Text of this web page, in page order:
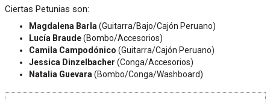
Ciertas Petunias son:
Magdalena Barla (Guitarra/Bajo/Cajón Peruano)
Lucía Braude(Bombo/Accesorios)
Camila Campodónico (Guitarra/Cajón Peruano)
Jessica Dinzelbacher (Conga/Accesorios)
Natalia Guevara (Bombo/Conga/Washboard)